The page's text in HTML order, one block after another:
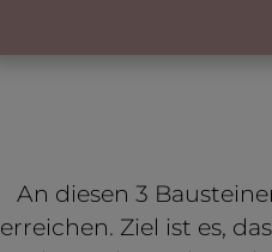
An diesen 3
erreichen. Ziel ist es,